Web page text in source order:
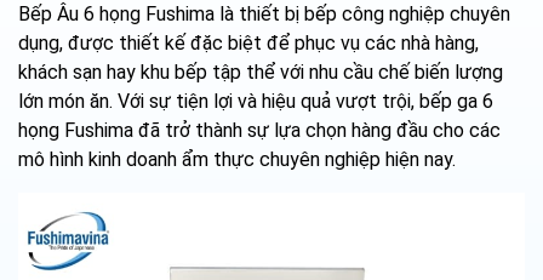
Bếp Âu 6 họng Fushima là thiết bị bếp công nghiệp chuyên
dụng, được thiết kế đặc biệt để phục vụ các nhà hàng,
khách sạn hay khu bếp tập thể với nhu cầu chế biến lượng
lớn món ăn. Với sự tiện lợi và hiệu quả vượt trội, bếp ga 6
họng Fushima đã trở thành sự lựa chọn hàng đầu cho các
mô hình kinh doanh ẩm thực chuyên nghiệp hiện nay.